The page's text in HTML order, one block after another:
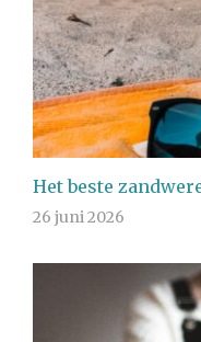
Het beste
26 juni 2026